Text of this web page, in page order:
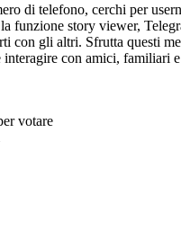
di telefono, cerchi per
funzione story viewer,
con gli altri. Sfrutta questi
interagire con amici, familiari
votare